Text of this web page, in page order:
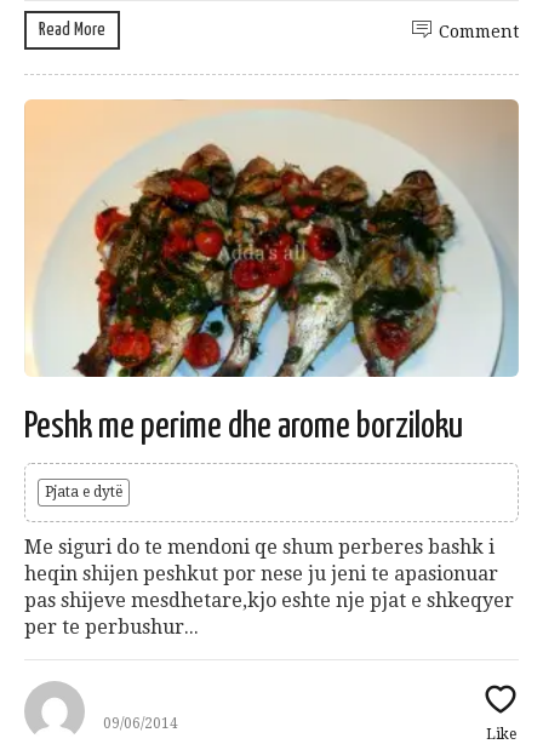
Read More Comment
Peshk me perime dhe arome borziloku
Pjata e dytë
Me siguri do te mendoni qe shum perberes bashk i
heqin shijen peshkut por nese ju jeni te apasionuar
pas shijeve mesdhetare,kjo eshte nje pjat e shkeqyer
per te perbushur...
09/06/2014
Like